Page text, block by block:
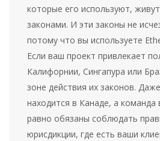
которые его используют,
законами. И эти законы не
потому что вы используете
Если ваш проект привлекает
Калифорнии, Сингапура или
зоне действия их законов.
находится в Канаде, а команда
равно обязаны соблюдать
юрисдикции, где есть ваши